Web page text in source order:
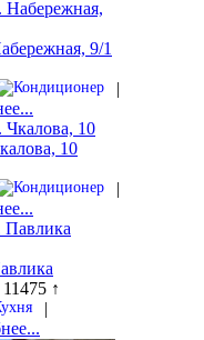
9/1
|
10
|
↑
|